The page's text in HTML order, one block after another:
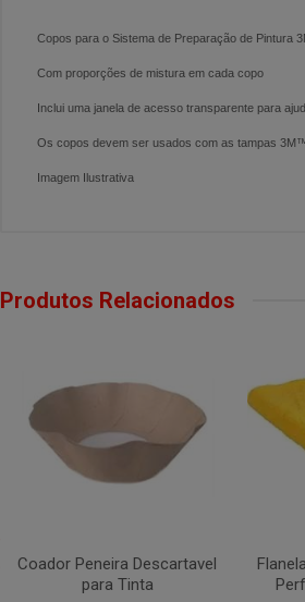
Copos para o Sistema de Preparação de Pintura
Com proporções de mistura em cada copo
Inclui uma janela de acesso transparente para
Os copos devem ser usados com as tampas
Imagem Ilustrativa
Produtos Relacionados
Coador Peneira Descartavel
para Tinta